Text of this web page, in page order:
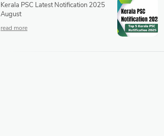
Kerala PSC Latest Notification 2025
August